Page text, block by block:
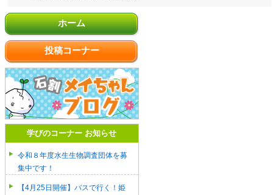
ホーム
投稿コーナー
学びのコーナー お知らせ
令和８年度水生生物調査団体を募
集中です！
【4月25日開催】バスで行く！姫